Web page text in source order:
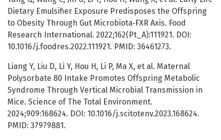
Dietary Emulsifier Exposure Predisposes the Offspring
to Obesity Through Gut Microbiota‐FXR Axis. Food
Research International. 2022;162(Pt_A):111921. DOI:
10.1016/j.foodres.2022.111921. PMID: 36461273.
Liang Y, Liu D, Li Y, Hou H, Li P, Ma X, et al. Maternal
Polysorbate 80 Intake Promotes Offspring Metabolic
Syndrome Through Vertical Microbial Transmission in
Mice. Science of The Total Environment.
2024;909:168624. DOI: 10.1016/j.scitotenv.2023.168624.
PMID: 37979881.